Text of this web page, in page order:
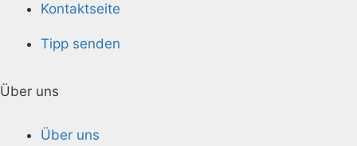
Kontaktseite
Tipp senden
Über uns
Über uns